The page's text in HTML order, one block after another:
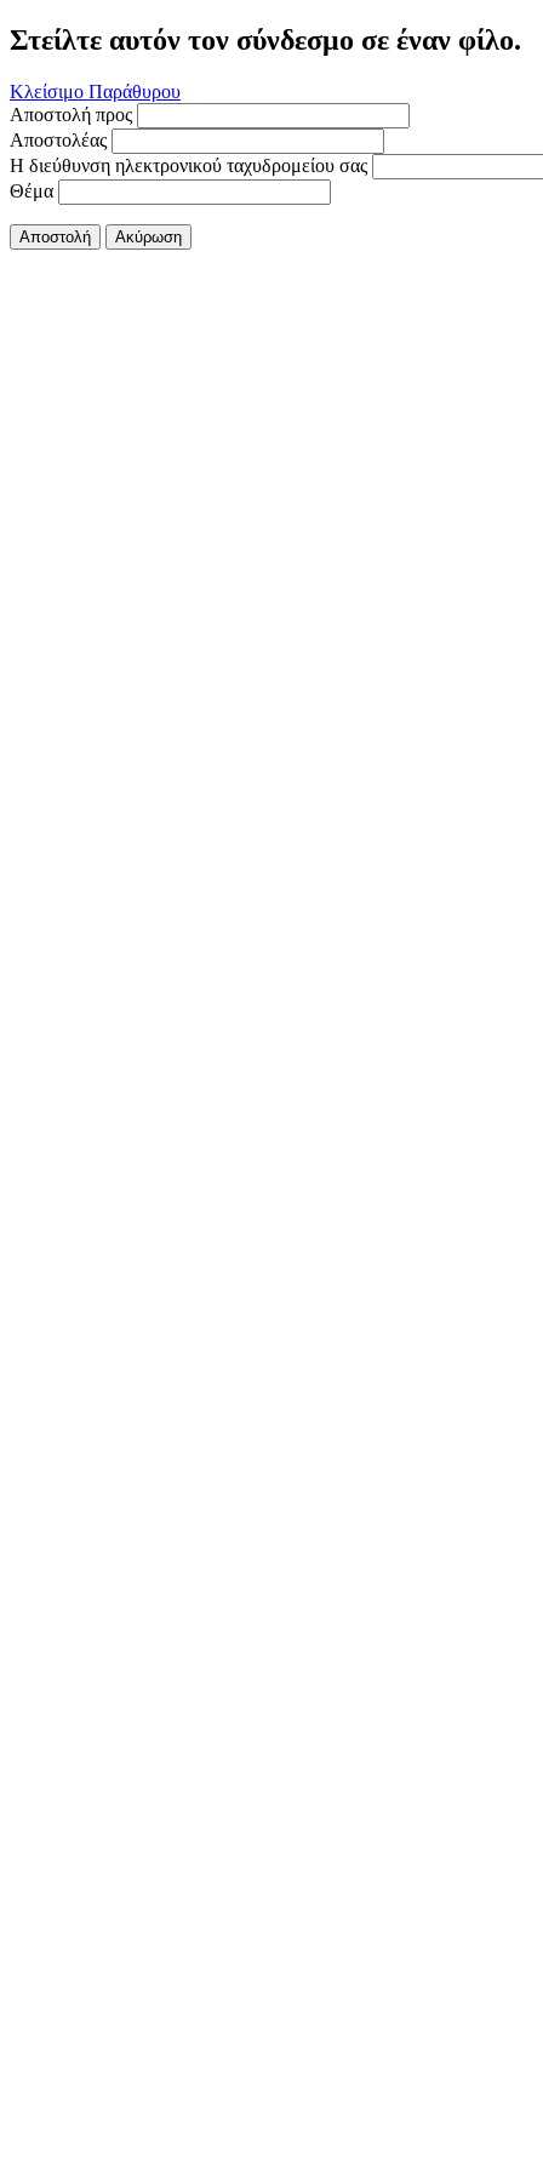
Στείλτε αυτόν τον σύνδεσμο σε έναν φίλο.
Κλείσιμο Παράθυρου
Αποστολή προς
Αποστολέας
Η διεύθυνση ηλεκτρονικού ταχυδρομείου σας
Θέμα
Αποστολή Ακύρωση